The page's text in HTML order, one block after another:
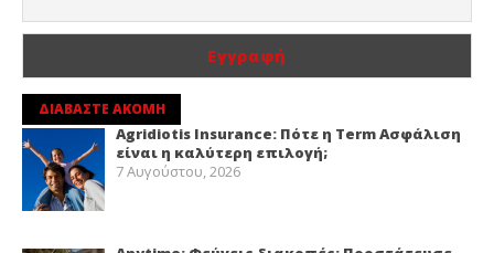
ΔΙΑΒΑΣΤΕ ΑΚΟΜΗ
Agridiotis Insurance: Πότε η Term Ασφάλιση
είναι η καλύτερη επιλογή;
7 Αυγούστου, 2026